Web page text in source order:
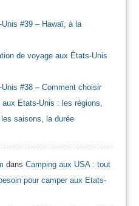
#39 – Hawaï, à la
de voyage aux États-Unis
#38 – Comment choisir
Etats-Unis : les régions,
saisons, la durée
dans Camping aux USA : tout
pour camper aux Etats-